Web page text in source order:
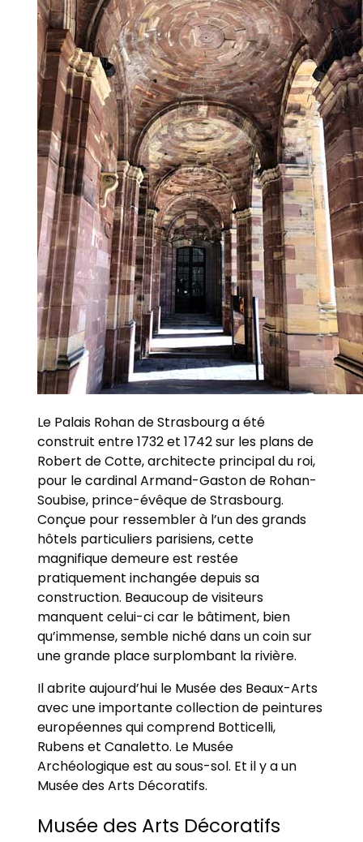
Le Palais Rohan de Strasbourg a été
construit entre 1732 et 1742 sur les plans de
Robert de Cotte, architecte principal du roi,
pour le cardinal Armand-Gaston de Rohan-
Soubise, prince-évêque de Strasbourg.
Conçue pour ressembler à l’un des grands
hôtels particuliers parisiens, cette
magnifique demeure est restée
pratiquement inchangée depuis sa
construction. Beaucoup de visiteurs
manquent celui-ci car le bâtiment, bien
qu’immense, semble niché dans un coin sur
une grande place surplombant la rivière.
Il abrite aujourd’hui le Musée des Beaux-Arts
avec une importante collection de peintures
européennes qui comprend Botticelli,
Rubens et Canaletto. Le Musée
Archéologique est au sous-sol. Et il y a un
Musée des Arts Décoratifs.
Musée des Arts Décoratifs